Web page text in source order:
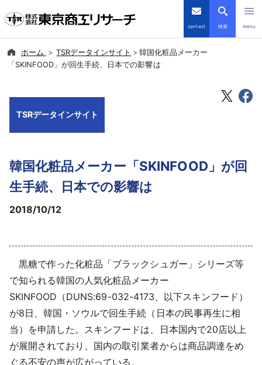
contact 検索 menu
倒産・注目企業情報
会社案内
導入事例
採用情報
よくあるご質問
English
ホーム TSRデータインサイト
韓国化粧品メーカー
「SKINFOOD」が回生手続、日本での影響は
TSRデータインサイト
韓国化粧品メーカー「SKINFOOD」が回
生手続、日本での影響は
2018/10/12
黒糖で作った化粧品「ブラックシュガー」シリーズ等
で知られる韓国の人気化粧品メーカー
SKINFOOD（DUNS:69-032-4173、以下スキンフード）
が8日、韓国・ソウルで回生手続（日本の民事再生に相
当）を申請した。スキンフードは、日本国内で20店以上
が展開されており、国内の取引業者からは商品調達をめ
ぐる不安の声が広がっている。